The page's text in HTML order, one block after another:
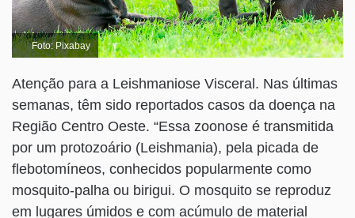
Foto: Pixabay
Atenção para a Leishmaniose Visceral. Nas últimas
semanas, têm sido reportados casos da doença na
Região Centro Oeste. “Essa zoonose é transmitida
por um protozoário (Leishmania), pela picada de
flebotomíneos, conhecidos popularmente como
mosquito-palha ou birigui. O mosquito se reproduz
em lugares úmidos e com acúmulo de material